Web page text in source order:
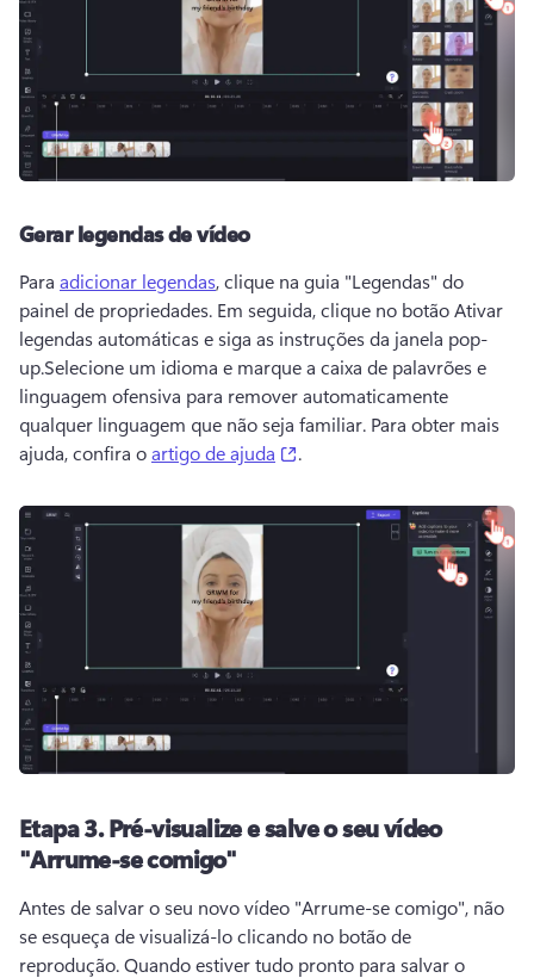
Gerar legendas de vídeo
Para adicionar legendas, clique na guia "Legendas" do
painel de propriedades. Em seguida, clique no botão Ativar
legendas automáticas e siga as instruções da janela pop-
up.Selecione um idioma e marque a caixa de palavrões e
linguagem ofensiva para remover automaticamente
qualquer linguagem que não seja familiar. Para obter mais
ajuda, confira o artigo de ajuda (opens in a new tab)
.
Etapa 3.Pré-visualize e salve o seu vídeo
"Arrume-se comigo"
Antes de salvar o seu novo vídeo "Arrume-se comigo", não
se esqueça de visualizá-lo clicando no botão de
reprodução. Quando estiver tudo pronto para salvar o